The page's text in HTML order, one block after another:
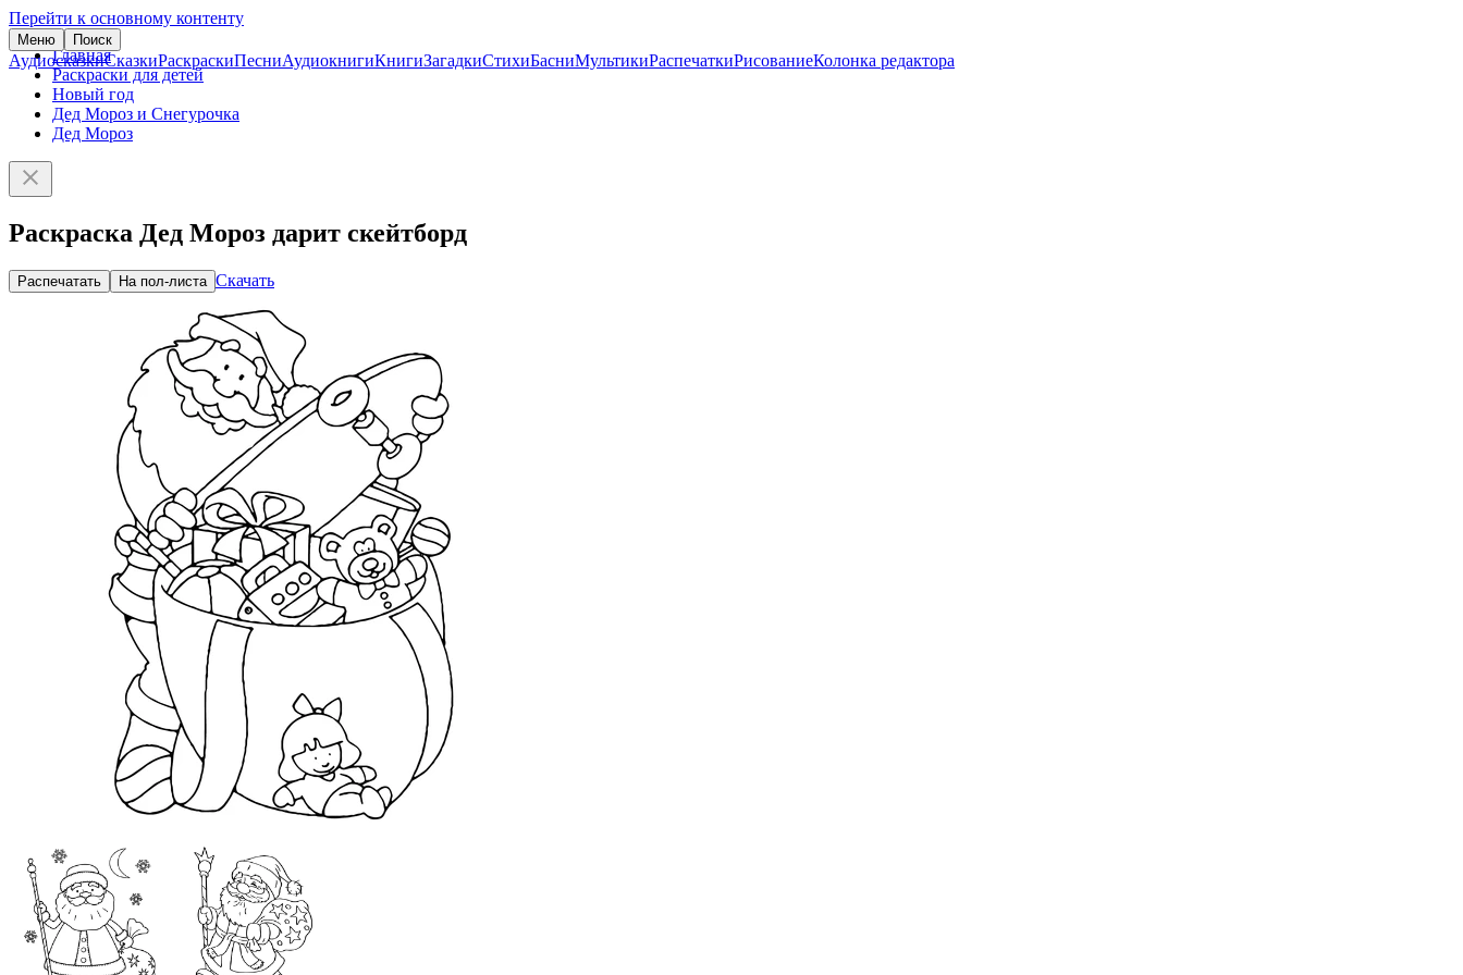
Перейти к основному контенту
Меню Поиск
АудиосказкиСказкиРаскраскиПесниАудиокнигиКнигиЗагадкиСтихиБасниМультикиРаспечаткиРисованиеКолонка редактора
Главная
Раскраски для детей
Новый год
Дед Мороз и Снегурочка
Дед Мороз
Раскраска Дед Мороз дарит скейтборд
Распечатать На пол-листа Скачать